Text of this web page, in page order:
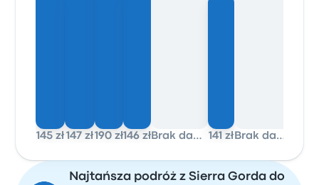
145 zł 147 zł190 zł146 zł Brak danych 141 zł Brak danych
Najtańsza podróż z Sierra Gorda do